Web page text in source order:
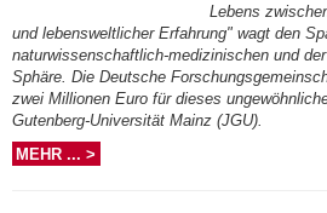
Lebens
und lebensweltlicher Erfahrung" wagt den
naturwissenschaftlich-medizinischen und
Sphäre. Die Deutsche
zwei Millionen Euro für dieses
Gutenberg-Universität Mainz (JGU).
MEHR ... >